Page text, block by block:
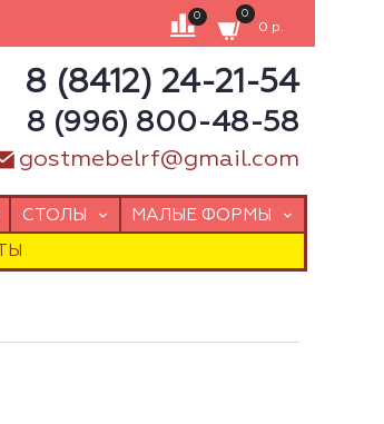
0 0
0 р.
8 (8412) 24-21-54
8 (996) 800-48-58
gostmebelrf@gmail.com
СТОЛЫ МАЛЫЕ ФОРМЫ